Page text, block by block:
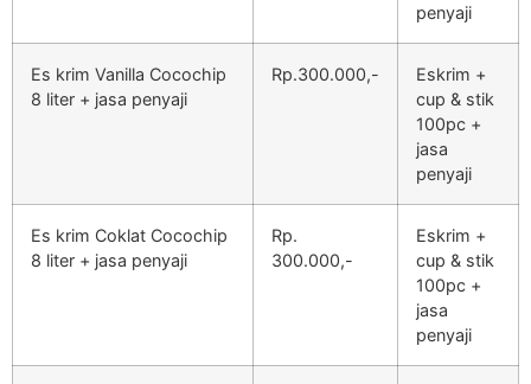
penyaji
Es krim Vanilla Cocochip
8 liter + jasa penyaji
Rp.300.000,-
Eskrim +
cup & stik
100pc +
jasa
penyaji
Es krim Coklat Cocochip
8 liter + jasa penyaji
Rp.
300.000,-
Eskrim +
cup & stik
100pc +
jasa
penyaji